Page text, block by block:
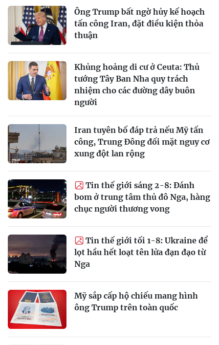
Ông Trump bất ngờ hủy kế hoạch
tấn công Iran, đặt điều kiện thỏa
thuận
Khủng hoảng di cư ở Ceuta: Thủ
tướng Tây Ban Nha quy trách
nhiệm cho các đường dây buôn
người
Iran tuyên bố đáp trả nếu Mỹ tấn
công, Trung Đông đối mặt nguy cơ
xung đột lan rộng
Tin thế giới sáng 2-8: Đánh
bom ở trung tâm thủ đô Nga, hàng
chục người thương vong
Tin thế giới tối 1-8: Ukraine để
lọt hầu hết loạt tên lửa đạn đạo từ
Nga
Mỹ sắp cấp hộ chiếu mang hình
ông Trump trên toàn quốc